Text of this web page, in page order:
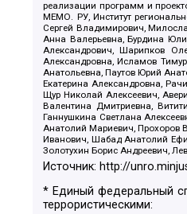
реализации программ и
МЕМО. РУ, Институт
Сергей Владимирович,
Анна Валерьевна, Бурдина
Александрович, Шарипков
Александровна, Исламов
Анатольевна, Паутов Юрий
Екатерина Александровна,
Щур Николай Алексеевич,
Валентина Дмитриевна,
Ганнушкина Светлана
Анатолий Мариевич, Прохоров
Иванович, Шабад Анатолий
Золотухин Борис Андреевич,
Источник: http://
* Единый федеральный
террористическими: